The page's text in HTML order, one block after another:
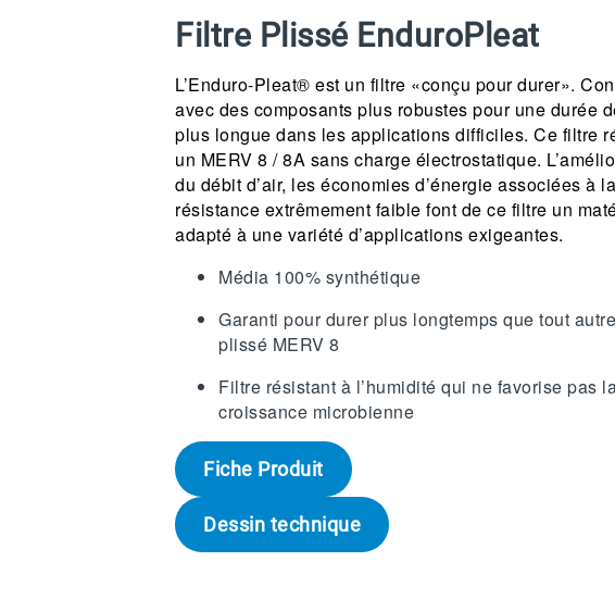
Filtre Plissé EnduroPleat
L’Enduro-Pleat® est un filtre «conçu pour durer».
avec des composants plus robustes pour une durée
plus longue dans les applications difficiles. Ce filtre
un MERV 8 / 8A sans charge électrostatique.
du débit d’air, les économies d’énergie associées à la
résistance extrêmement faible font de ce filtre un
adapté à une variété d’applications exigeantes.
Média 100% synthétique
Garanti pour durer plus longtemps que tout
plissé MERV 8
Filtre résistant à l’humidité qui ne favorise pas
croissance microbienne
Fiche Produit
Dessin technique